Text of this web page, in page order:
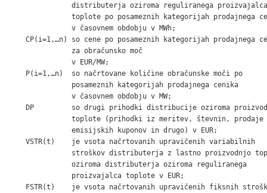
               distributerja oziroma reguliranega proizvajalca
toplote po posameznih kategorijah prodajnega
               v časovnem obdobju v MWh;
CP(i=1,…n) so cene po posameznih kategorijah prodajnega
               za obračunsko moč
               v EUR/MW;
    P(i=1,…n)  so načrtovane količine obračunske moči po
               posameznih kategorijah prodajnega cenika
               v časovnem obdobju v MW;
DP         so drugi prihodki distribucije oziroma
               toplote (prihodki iz meritev, števnin, prodaje
               emisijskih kuponov in drugo) v EUR;
    VSTR(t)    je vsota načrtovanih upravičenih variabilnih
stroškov distributerja z lastno proizvodnjo
               oziroma distributerja oziroma reguliranega
               proizvajalca toplote v EUR;
FSTR(t)    je vsota načrtovanih upravičenih fiksnih